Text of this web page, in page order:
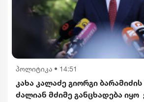
პოლიტიკა • 14:51
კახა კალაძე გიორგი
ძალიან მძიმე განცხადება